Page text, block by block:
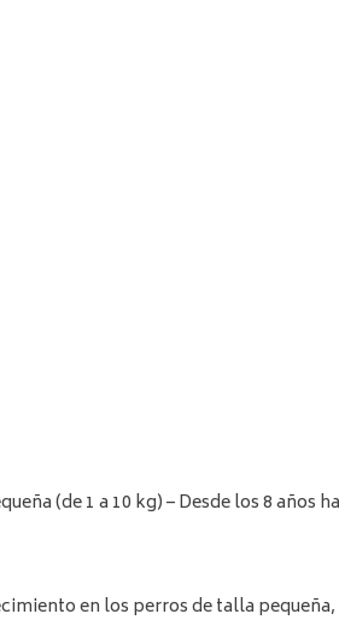
(de 1 a 10 kg) – Desde los 8 años
en los perros de talla